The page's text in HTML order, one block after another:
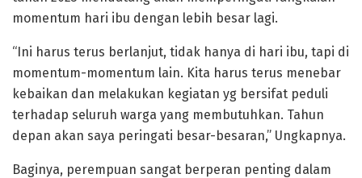
momentum hari ibu dengan lebih besar lagi.
“Ini harus terus berlanjut, tidak hanya di hari ibu, tapi di
momentum-momentum lain. Kita harus terus menebar
kebaikan dan melakukan kegiatan yg bersifat peduli
terhadap seluruh warga yang membutuhkan. Tahun
depan akan saya peringati besar-besaran,” Ungkapnya.
Baginya, perempuan sangat berperan penting dalam